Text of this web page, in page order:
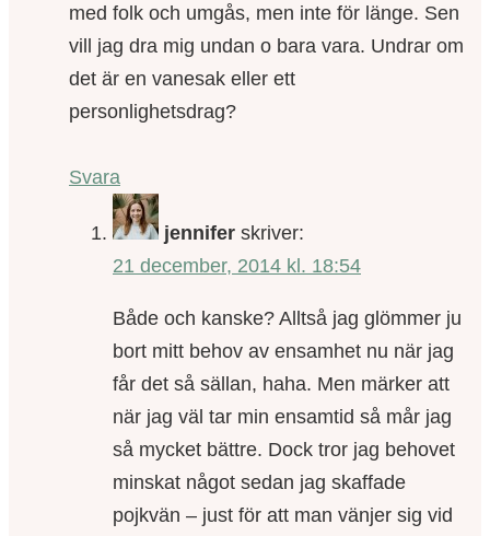
med folk och umgås, men inte för länge. Sen
vill jag dra mig undan o bara vara. Undrar om
det är en vanesak eller ett
personlighetsdrag?
Svara
jennifer skriver:
21 december, 2014 kl. 18:54
Både och kanske? Alltså jag glömmer ju
bort mitt behov av ensamhet nu när jag
får det så sällan, haha. Men märker att
när jag väl tar min ensamtid så mår jag
så mycket bättre. Dock tror jag behovet
minskat något sedan jag skaffade
pojkvän – just för att man vänjer sig vid